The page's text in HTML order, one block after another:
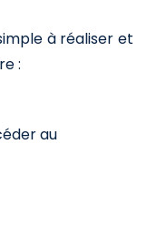
à réaliser et
:
au